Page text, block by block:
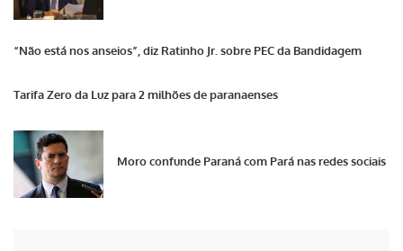
“Não está nos anseios”, diz Ratinho Jr. sobre PEC da Bandidagem
Tarifa Zero da Luz para 2 milhões de paranaenses
Moro confunde Paraná com Pará nas redes sociais